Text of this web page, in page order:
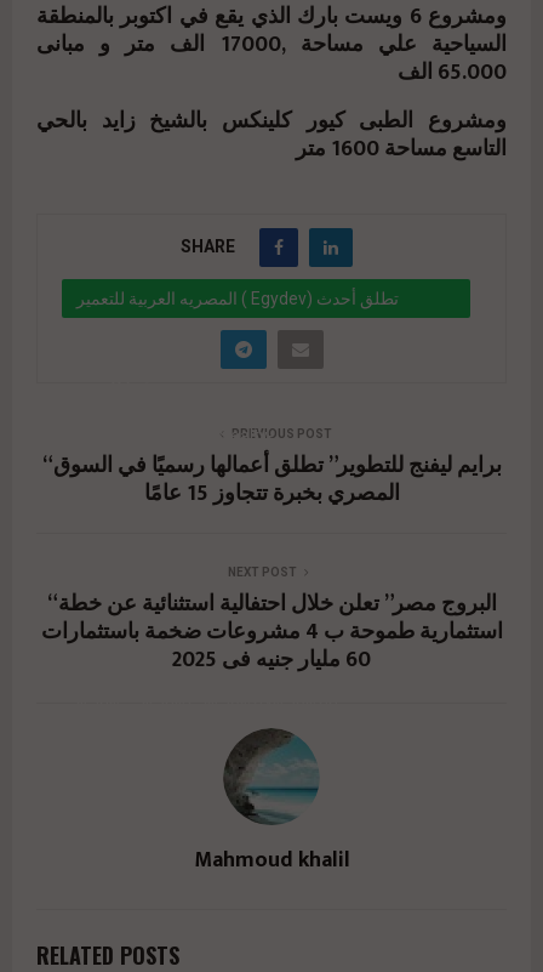
ومشروع 6 ويست بارك الذي يقع في اكتوبر بالمنطقة
السياحية علي مساحة ,17000 الف متر و مبانى
65.000 الف
ومشروع الطبى كيور كلينكس بالشيخ زايد بالحي
التاسع مساحة 1600 متر
SHARE
المصريه العربية للتعمير ( Egydev) تطلق أحدث
" data-link="https://realty-
eg.net/%d8%a7%d9%84%d9%85%d8%b5%d8%b
%d9%84%d9%84%d8%aa%d8%b9%d9%85%d9%
8a%d8%b1-egydev-
%d8%a3%d8%ad%d8%af%d8%ab-%d9%85/"
PREVIOUS POST
“برايم ليفنج للتطوير” تطلق أعمالها رسميًا في السوق
المصري بخبرة تتجاوز 15 عامًا
NEXT POST
“البروج مصر” تعلن خلال احتفالية استثنائية عن خطة
استثمارية طموحة ب 4 مشروعات ضخمة باستثمارات
60 مليار جنيه فى 2025
Mahmoud khalil
RELATED POSTS